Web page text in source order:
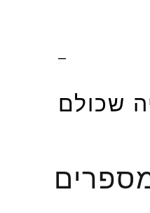
–
שכולם